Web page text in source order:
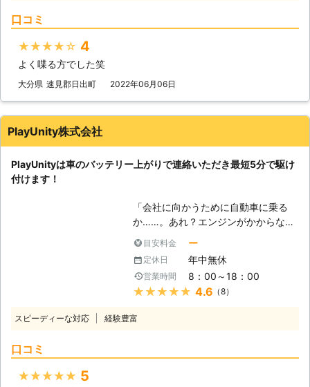
可能なのです。 お客様のもとへ最短
株式会社S&Sは365日24時間対応して
います。 深夜や祝日、元旦などの時
間帯に車のバッテリーが切れてしまっ
ができるので、お客様の「目的地に行
けなくなるかも……」という問題を解
消いたします。 もしも車のバッテリ
がお客様により良い快適な旅行ライフ
や快適で明るいカーライフを提供いた
を何度も反復すると、作業内容を覚え
けられるようになったのです。 この
することができます。もしも車のエン
ジンが止まった場合、弊社までご連絡
くださいませ。連絡後、弊社スタッフ
がお客様の元へ駆けつけて車のバッテ
口コミ
★★★★★ 4
よく喋る方でした笑
大分県 速見郡日出町 2022年06月06日
PlayUnity株式会社
PlayUnityは車のバッテリー上がりで連絡いただき最短5分で駆け
付けます！
「会社に向かうために自動車に乗る
か……。あれ？エンジンがかからな
りますよね。当たり前のように動くと
思っていたので、今から電車で会社に
行こうにも、遅刻してしまうかもしれ
ません。「どうせ遅刻するなら、車が
なときは弊社「PlayUnity」が高速で
目安料金 ー
定休日 年中無休
営業時間 8：00～18：00
★★★★★ 4.6 （8）
スピーディーな対応 経験豊富
口コミ
★★★★★ 5